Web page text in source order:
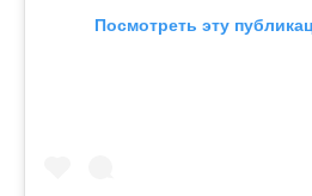
Посмотреть эту